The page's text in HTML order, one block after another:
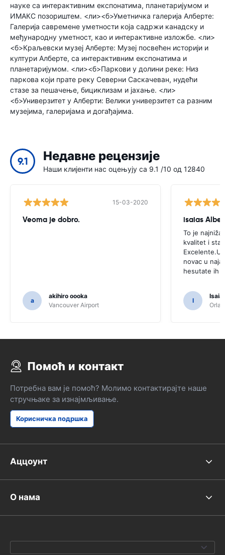
науке са интерактивним експонатима, планетаријумом и
ИМАКС позориштем. <ли><б>Уметничка галерија Алберте:
Галерија савремене уметности која садржи канадску и
међународну уметност, као и интерактивне изложбе. <ли>
<б>Краљевски музеј Алберте: Музеј посвећен историји и
култури Алберте, са интерактивним експонатима и
планетаријумом. <ли><б>Паркови у долини реке: Низ
паркова који прате реку Северни Саскачеван, нудећи
стазе за пешачење, бициклизам и јахање. <ли>
<б>Универзитет у Алберти: Велики универзитет са разним
музејима, галеријама и догађајима.
9.1 Недавне рецензије
Наши клијенти нас оцењују са 9.1 /10 од 12840
15-03-2020
Veoma je dobro.
a
akihiro oooka
Vancouver Airport
isaias
To je najniža
kvalitet i
novac u
hesutate ih
I
Помоћ и контакт
Потребна вам је помоћ? Молимо контактирајте наше
стручњаке за изнајмљивање.
Корисничка подршка
Аццоунт
О нама